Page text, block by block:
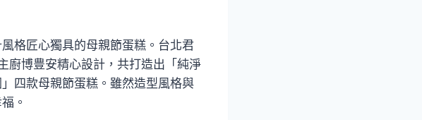
格匠心獨具的母親節蛋糕。台北君
廚博豊安精心設計，共打造出「純淨
四款母親節蛋糕。雖然造型風格與
。